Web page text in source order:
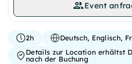
Event
2h
Deutsch, Englisch,
Details zur Location erhältst
nach der Buchung